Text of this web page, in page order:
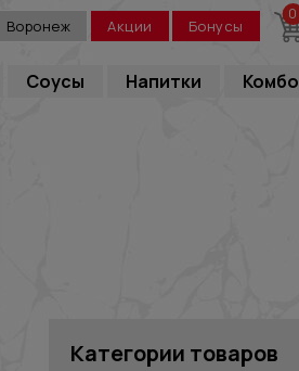
Воронеж Акции Бонусы
0
Соусы Напитки
Комбо
Категории товаров